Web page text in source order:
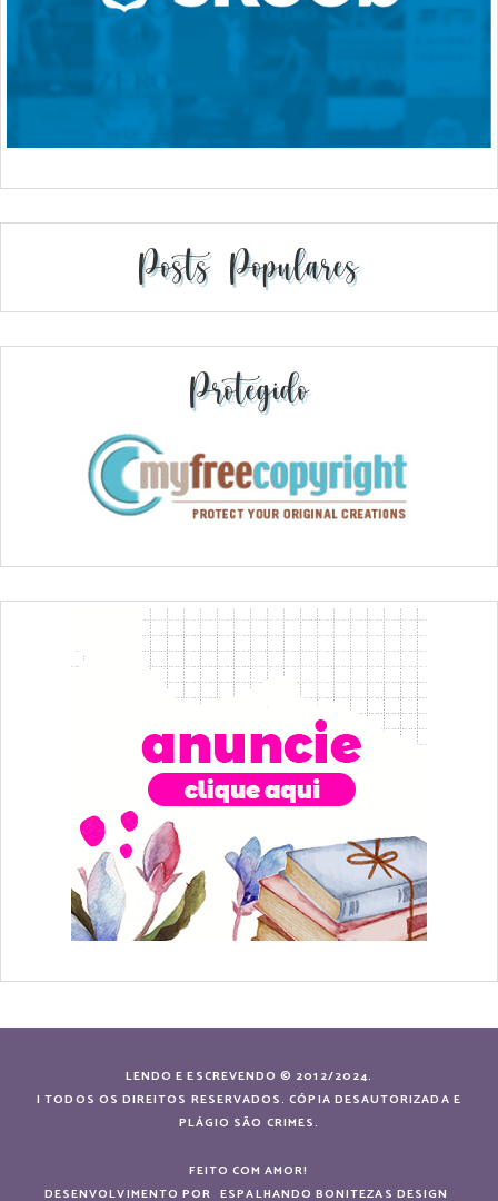
Posts Populares
Protegido
LENDO E ESCREVENDO © 2012/2024.
| TODOS OS DIREITOS RESERVADOS. CÓPIA DESAUTORIZADA E
PLÁGIO SÃO CRIMES.
FEITO COM AMOR!
DESENVOLVIMENTO POR ESPALHANDO BONITEZAS DESIGN